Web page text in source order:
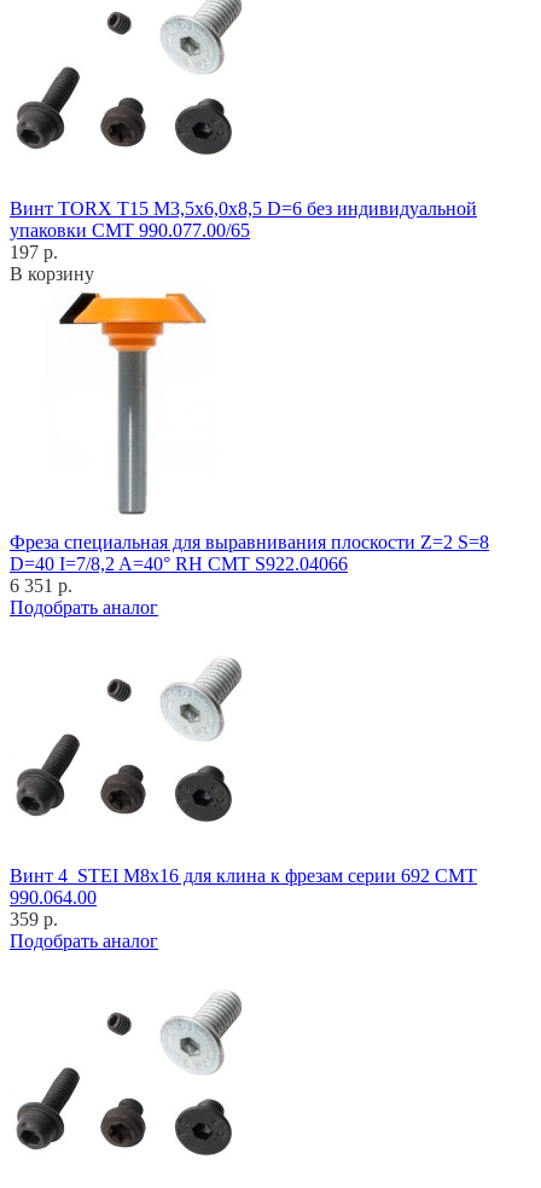
Винт TORX T15 M3,5x6,0x8,5 D=6 без индивидуальной
упаковки CMT 990.077.00/65
197 р.
В корзину
Фреза специальная для выравнивания плоскости Z=2 S=8
D=40 I=7/8,2 A=40° RH CMT S922.04066
6 351 р.
Подобрать аналог
Винт 4_STEI M8x16 для клина к фрезам серии 692 CMT
990.064.00
359 р.
Подобрать аналог